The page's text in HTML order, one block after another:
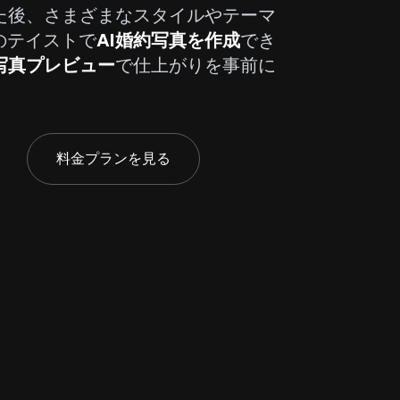
後、さまざまなスタイルやテーマ
テイストでAI婚約写真を作成でき
真プレビューで仕上がりを事前に
料金プランを見る